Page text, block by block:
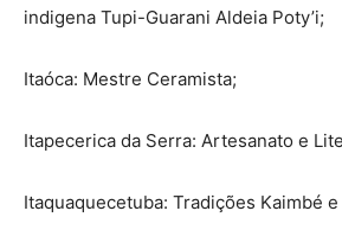
indigena Tupi-Guarani Aldeia Poty’i;
Itaóca: Mestre Ceramista;
Itapecerica da Serra: Artesanato e
Itaquaquecetuba: Tradições Kaimbé